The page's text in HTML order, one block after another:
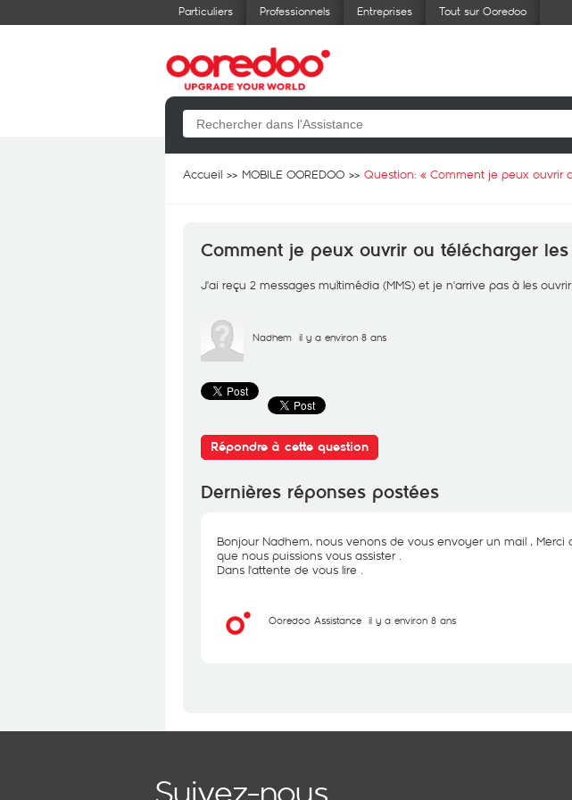
Particuliers Professionnels Entreprises Tout sur Ooredoo
Accueil MOBILE OOREDOO Question: « Comment je peux ouvrir
Comment je peux ouvrir ou télécharger les
J'ai reçu 2 messages multimédia (MMS) et je n'arrive pas à les
Nadhem il y a environ 8 ans
Répondre à cette question
Dernières réponses postées
Bonjour Nadhem, nous venons de vous envoyer un mail , Merci
que nous puissions vous assister .
Dans l'attente de vous lire .
Ooredoo Assistance il y a environ 8 ans
Suivez-nous